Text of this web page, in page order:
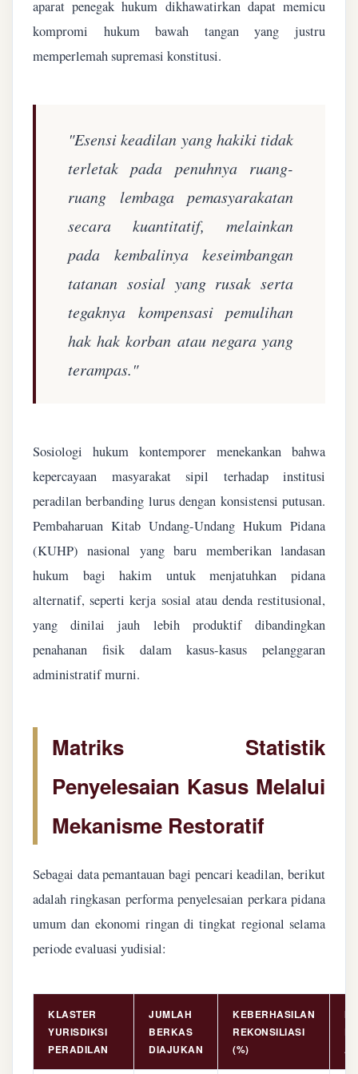
aparat penegak hukum dikhawatirkan dapat memicu
kompromi hukum bawah tangan yang justru
memperlemah supremasi konstitusi.
"Esensi keadilan yang hakiki tidak
terletak pada penuhnya ruang-
ruang lembaga pemasyarakatan
secara kuantitatif, melainkan
pada kembalinya keseimbangan
tatanan sosial yang rusak serta
tegaknya kompensasi pemulihan
hak hak korban atau negara yang
terampas."
Sosiologi hukum kontemporer menekankan bahwa
kepercayaan masyarakat sipil terhadap institusi
peradilan berbanding lurus dengan konsistensi putusan.
Pembaharuan Kitab Undang-Undang Hukum Pidana
(KUHP) nasional yang baru memberikan landasan
hukum bagi hakim untuk menjatuhkan pidana
alternatif, seperti kerja sosial atau denda restitusional,
yang dinilai jauh lebih produktif dibandingkan
penahanan fisik dalam kasus-kasus pelanggaran
administratif murni.
Matriks Statistik
Penyelesaian Kasus Melalui
Mekanisme Restoratif
Sebagai data pemantauan bagi pencari keadilan, berikut
adalah ringkasan performa penyelesaian perkara pidana
umum dan ekonomi ringan di tingkat regional selama
periode evaluasi yudisial:
KLASTER
YURISDIKSI
PERADILAN
JUMLAH
BERKAS
DIAJUKAN
KEBERHASILAN
REKONSILIASI
(%)